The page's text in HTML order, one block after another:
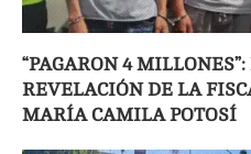
“PAGARON 4
REVELACIÓN DE LA
MARÍA CAMILA POTOSÍ